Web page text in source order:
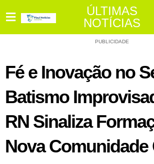
ÚLTIMAS
NOTÍCIAS
PUBLICIDADE
Fé e Inovação no
Batismo
RN Sinaliza
Nova Comunidade